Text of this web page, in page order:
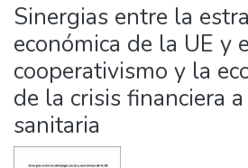
Communities
&
Collections
All of DSpace
Sinergias entre la
económica de la UE y
cooperativismo y la
de la crisis financiera
sanitaria